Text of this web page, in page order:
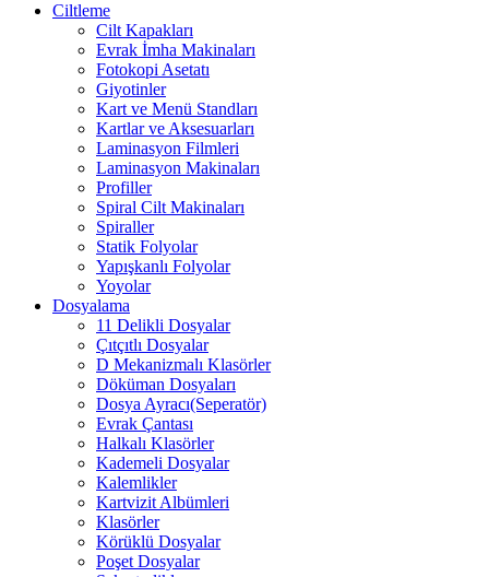
Ciltleme
Cilt Kapakları
Evrak İmha Makinaları
Fotokopi Asetatı
Giyotinler
Kart ve Menü Standları
Kartlar ve Aksesuarları
Laminasyon Filmleri
Laminasyon Makinaları
Profiller
Spiral Cilt Makinaları
Spiraller
Statik Folyolar
Yapışkanlı Folyolar
Yoyolar
Dosyalama
11 Delikli Dosyalar
Çıtçıtlı Dosyalar
D Mekanizmalı Klasörler
Döküman Dosyaları
Dosya Ayracı(Seperatör)
Evrak Çantası
Halkalı Klasörler
Kademeli Dosyalar
Kalemlikler
Kartvizit Albümleri
Klasörler
Körüklü Dosyalar
Poşet Dosyalar